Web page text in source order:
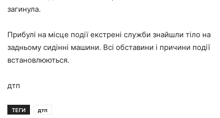
загинула.
Прибулі на місце події екстрені служби знайшли тіло на
задньому сидінні машини. Всі обставини і причини події
встановлюються.
дтп
ТЕГИ дтп